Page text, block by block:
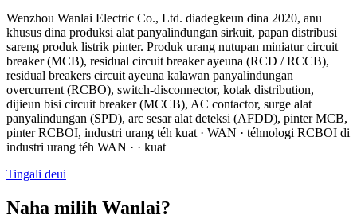
Wenzhou Wanlai Electric Co., Ltd. diadegkeun dina 2020, anu
khusus dina produksi alat panyalindungan sirkuit, papan distribusi
sareng produk listrik pinter. Produk urang nutupan miniatur circuit
breaker (MCB), residual circuit breaker ayeuna (RCD / RCCB),
residual breakers circuit ayeuna kalawan panyalindungan
overcurrent (RCBO), switch-disconnector, kotak distribution,
dijieun bisi circuit breaker (MCCB), AC contactor, surge alat
panyalindungan (SPD), arc sesar alat deteksi (AFDD), pinter MCB,
pinter RCBOI, industri urang téh kuat · WAN · téhnologi RCBOI di
industri urang téh WAN · · kuat
Tingali deui
Naha milih Wanlai?